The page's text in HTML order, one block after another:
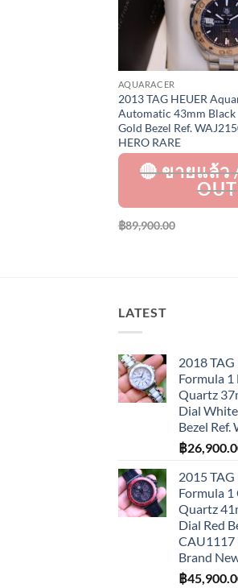
AQUARACER
2013 TAG HEUER
Automatic 43mm
Gold Bezel Ref.
HERO RARE
฿89,900.00
LATEST
2018 TAG
Formula 1
Quartz
Dial
Bezel Ref.
฿
2015 TAG
Formula
Quartz
Dial Red
CAU1117
Brand
฿